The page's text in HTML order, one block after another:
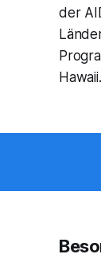
der
Hawaii.